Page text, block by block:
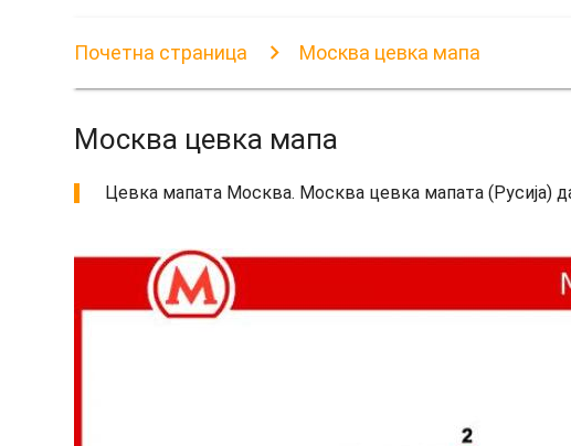
Почетна страница Москва цевка мапа
Москва цевка мапа
Цевка мапата Москва. Москва цевка мапата (Русија)